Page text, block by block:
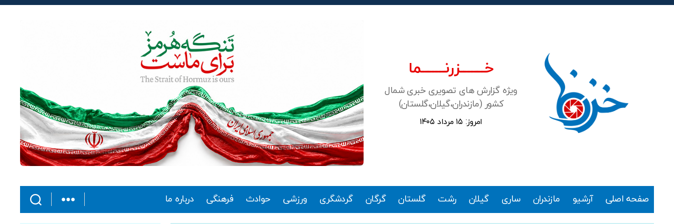
خـــــــزرنـــــــما
ویژه گزارش های تصویری خبری شمال
کشور (مازندران،گیلان،گلستان)
امروز: ۱۵ مرداد ۱۴۰۵
صفحه اصلی آرشیو مازندران ساری گیلان رشت گلستان گرگان گردشگری ورزشی حوادث فرهنگی درباره ما